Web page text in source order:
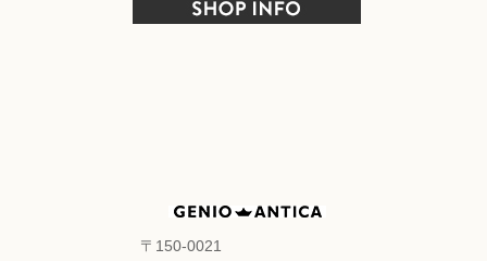
〒150-0021